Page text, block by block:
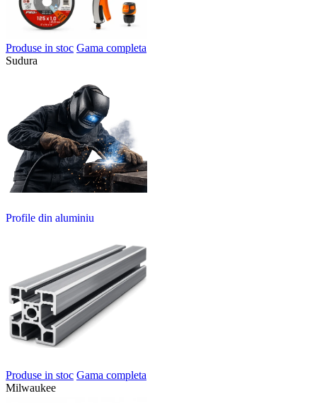
Produse in stoc Gama completa
Sudura
Profile din aluminiu
Produse in stoc Gama completa
Milwaukee